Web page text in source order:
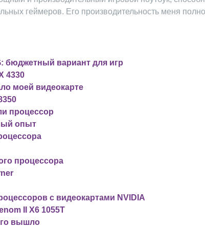
геймеров. Его производительность меня
бюджетный вариант для игр
4330
моей видеокарте
процессор
опыт
процессора
с видеокартами NVIDIA
II X6 1055T
вышло